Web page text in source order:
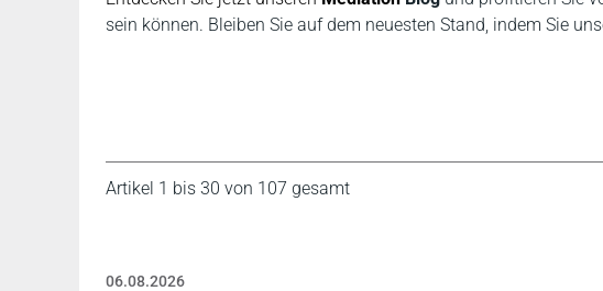
sein können. Bleiben Sie auf dem neuesten Stand, indem Sie
Artikel 1 bis 30 von 107 gesamt
06.08.2026